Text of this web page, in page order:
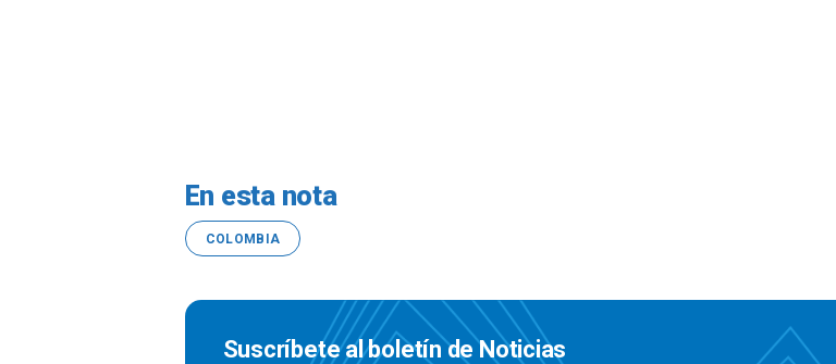
En esta nota
COLOMBIA
Suscríbete al boletín de Noticias